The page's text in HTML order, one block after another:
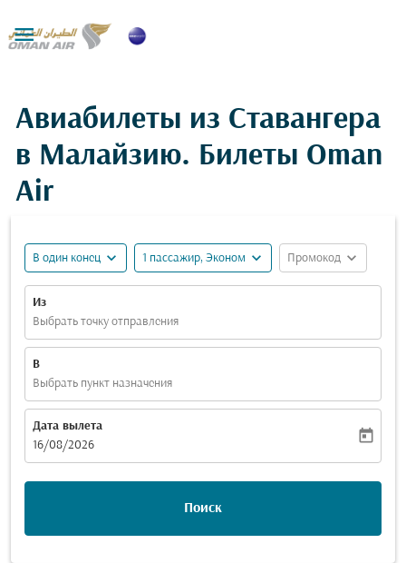

Авиабилеты из Ставангера
в Малайзию. Билеты Oman
Air
В один конец expand_more 1 пассажир, Эконом expand_more Промокод expand_more
Из
Выбрать точку отправления
В
Выбрать пункт назначения
Дата вылета
fc-booking-departure-date-aria-label
16/08/2026
today
Поиск